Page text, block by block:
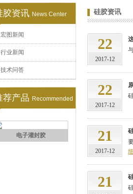
胶资讯 News Center
宏图新闻
行业新闻
技术问答
荐产品 Recommended
果冻胶
电子灌封胶
硅胶资讯
22
2017-12
22
2017-12
21
2017-12
细
21